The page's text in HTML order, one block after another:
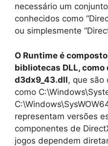
necessário um
conhecidos como
ou simplesmente
O Runtime é
bibliotecas DLL, como
d3dx9_43.dll, que são
como
representam versões
componentes de
jogos dependem